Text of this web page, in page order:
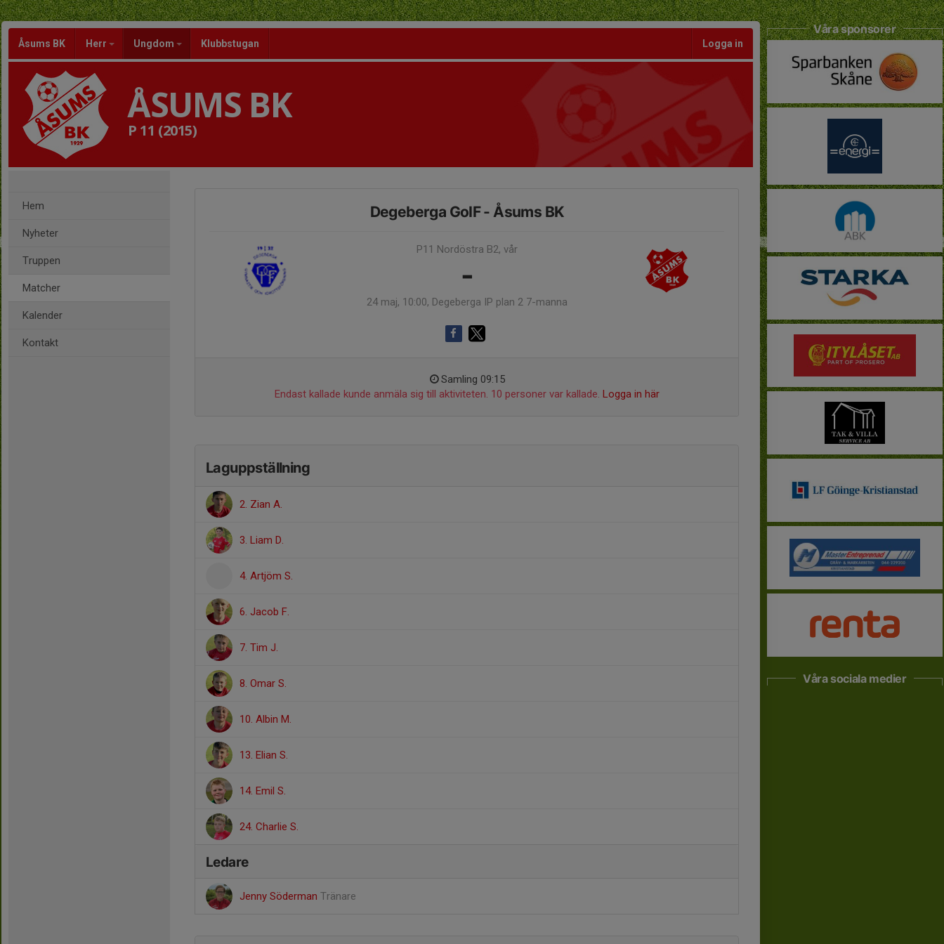
Åsums BK Herr Ungdom Klubbstugan Logga in
ÅSUMS BK
P 11 (2015)
Hem
Nyheter
Truppen
Matcher
Kalender
Kontakt
Degeberga GoIF - Åsums BK
P11 Nordöstra B2, vår
-
24 maj, 10:00, Degeberga IP plan 2 7-manna
Samling 09:15
Endast kallade kunde anmäla sig till aktiviteten. 10 personer var kallade. Logga in här
Laguppställning
2. Zian A.
3. Liam D.
4. Artjöm S.
6. Jacob F.
7. Tim J.
8. Omar S.
10. Albin M.
13. Elian S.
14. Emil S.
24. Charlie S.
Ledare
Jenny Söderman Tränare
Våra sponsorer
Våra sociala medier